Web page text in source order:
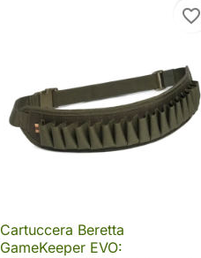
favorite_border
 Anteprima
Cartuccera Beretta
GameKeeper EVO: